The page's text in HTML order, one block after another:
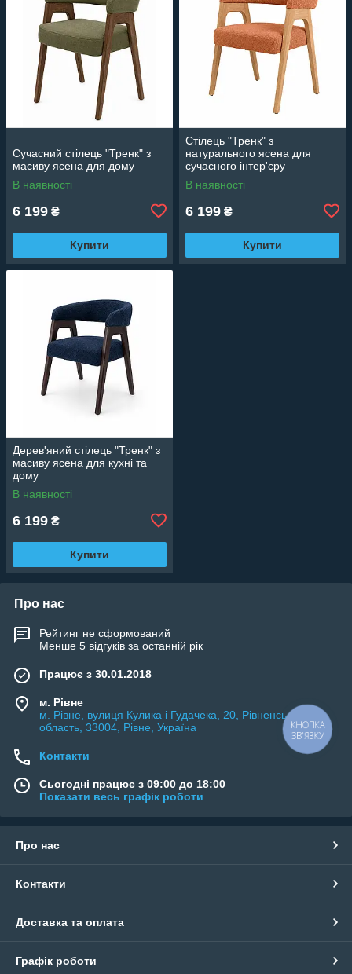
Сучасний стілець "Тренк" з
масиву ясена для дому
В наявності
6 199 ₴
Купити
Стілець "Тренк" з
натурального ясена для
сучасного інтер'єру
В наявності
6 199 ₴
Купити
Дерев'яний стілець "Тренк" з
масиву ясена для кухні та
дому
В наявності
6 199 ₴
Купити
Про нас
Рейтинг не сформований
Менше 5 відгуків за останній рік
Працює з 30.01.2018
м. Рівне
м. Рівне, вулиця Кулика і Гудачека, 20, Рівненська
область, 33004, Рівне, Україна
Контакти
Сьогодні працює з 09:00 до 18:00
Показати весь графік роботи
Про нас
Контакти
Доставка та оплата
Графік роботи
КНОПКА
ЗВ'ЯЗКУ